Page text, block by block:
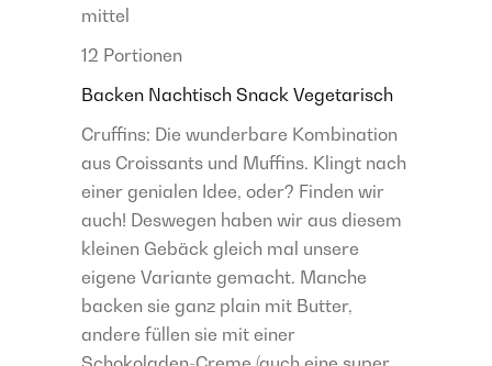
mittel
12 Portionen
Backen Nachtisch Snack Vegetarisch
Cruffins: Die wunderbare Kombination
aus Croissants und Muffins. Klingt nach
einer genialen Idee, oder? Finden wir
auch! Deswegen haben wir aus diesem
kleinen Gebäck gleich mal unsere
eigene Variante gemacht. Manche
backen sie ganz plain mit Butter,
andere füllen sie mit einer